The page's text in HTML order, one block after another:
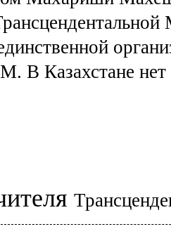
В Казахстане